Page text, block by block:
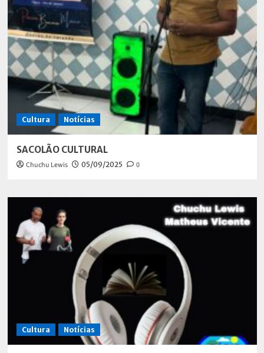
Cultura Notícias
SACOLÃO CULTURAL
Chuchu Lewis 05/09/2025 0
Cultura Notícias